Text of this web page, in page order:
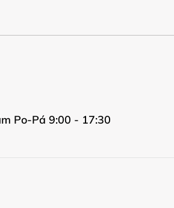
Po-Pá 9:00 - 17:30